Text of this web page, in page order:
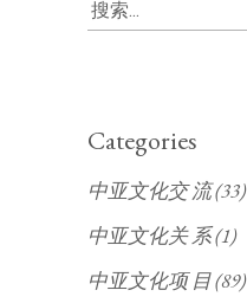
for:
Categories
中亚文化交 流(33)
中亚文化关 系(1)
中亚文化项 目(89)